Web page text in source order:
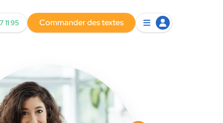
11 95 Commander des textes